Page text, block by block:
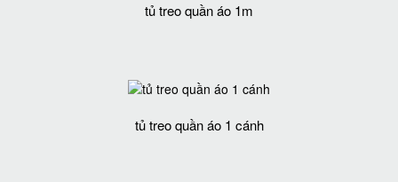
tủ treo quần áo 1m
tủ treo quần áo 1 cánh